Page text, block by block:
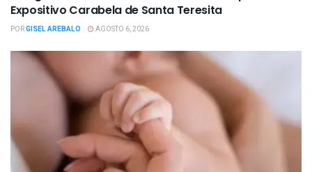
Expositivo Carabela de Santa Teresita
PORGISEL AREBALO AGOSTO 6, 2026